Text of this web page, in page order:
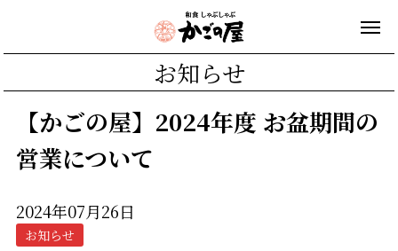
お知らせ
【かごの屋】2024年度 お盆期間の
営業について
2024年07月26日
お知らせ